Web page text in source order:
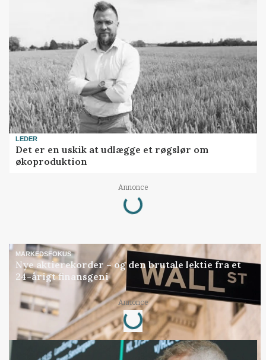
LEDER
Det er en uskik at udlægge et røgslør om
økoproduktion
Annonce
Loading...
MARKEDSFOKUS
Nye aktierekorder – og den brutale lektie fra et
24-årigt finansgeni
Annonce
Loading...